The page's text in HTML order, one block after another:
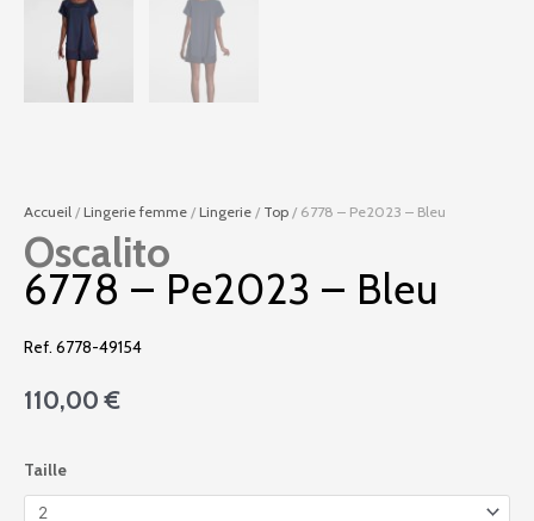
Accueil / Lingerie femme / Lingerie / Top / 6778 – Pe2023 – Bleu
Oscalito
6778 – Pe2023 – Bleu
Ref. 6778-49154
110,00€
Taille
de
6778